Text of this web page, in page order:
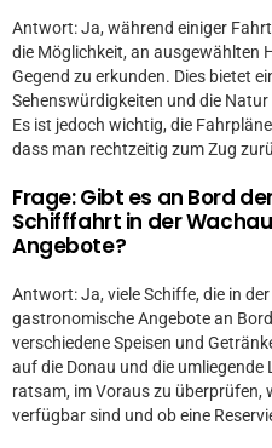
Antwort: Ja, während einiger
die Möglichkeit, an ausgewählten
Gegend zu erkunden. Dies bietet
Sehenswürdigkeiten und die
Es ist jedoch wichtig, die
dass man rechtzeitig zum Zug
Frage: Gibt es an Bord
Schifffahrt in der
Angebote?
Antwort: Ja, viele Schiffe, die in
gastronomische Angebote an
verschiedene Speisen und
auf die Donau und die
ratsam, im Voraus zu überprüfen,
verfügbar sind und ob eine